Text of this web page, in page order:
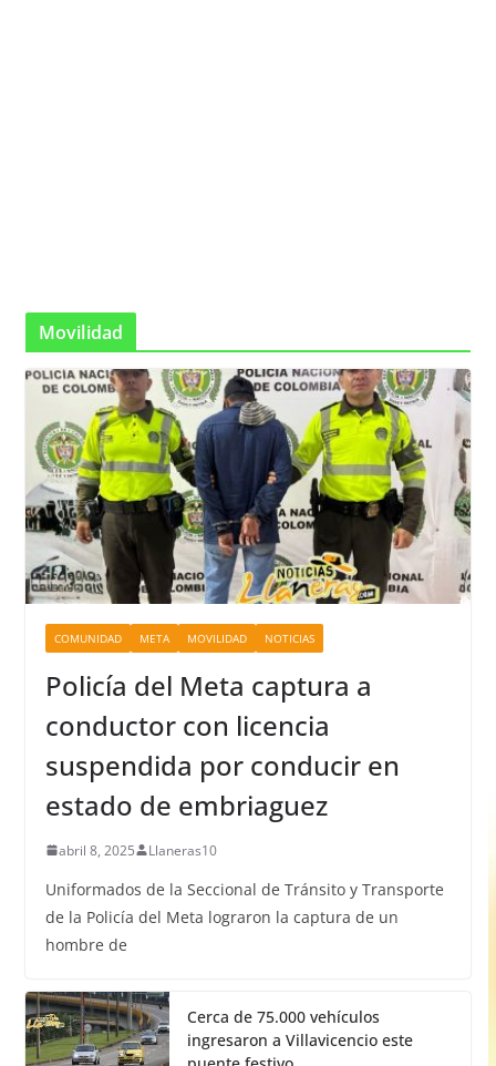
Movilidad
COMUNIDAD META MOVILIDAD NOTICIAS
Policía del Meta captura a
conductor con licencia
suspendida por conducir en
estado de embriaguez
abril 8, 2025 Llaneras10
Uniformados de la Seccional de Tránsito y Transporte
de la Policía del Meta lograron la captura de un
hombre de
Cerca de 75.000 vehículos
ingresaron a Villavicencio este